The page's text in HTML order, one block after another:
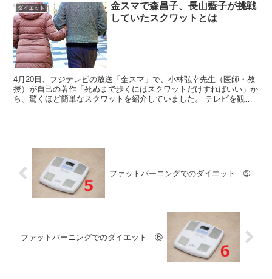
ダイエット
金スマで森昌子、長山藍子が挑戦
していたスクワットとは
4月20日、フジテレビの放送「金スマ」で、小林弘幸先生（医師・教
授）が自己の著作「死ぬまで歩くにはスクワットだけすればいい」か
ら、驚くほど簡単なスクワットを紹介していました。 テレビを観な
ファットバーニングでのダイエット ➄
ファットバーニングでのダイエット ⑥